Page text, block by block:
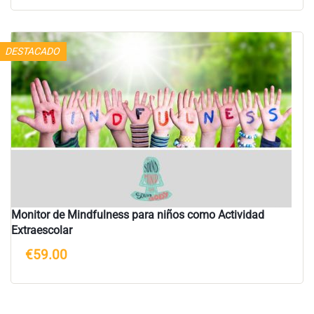
DESTACADO
Monitor de Mindfulness para niños como Actividad
Extraescolar
€59.00